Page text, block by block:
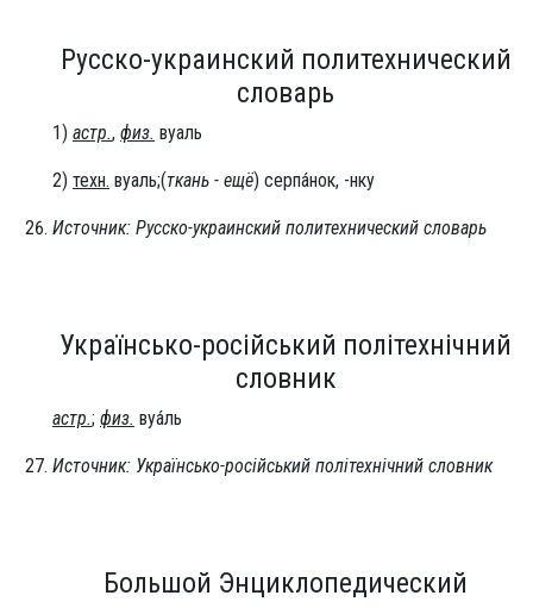
Русско-украинский политехнический
словарь
1) астр., физ. вуаль
2) техн. вуаль;(ткань - ещё) серпа́нок, -нку
Источник: Русско-украинский политехнический словарь
Українсько-російський політехнічний
словник
астр.; физ. вуа́ль
Источник: Українсько-російський політехнічний словник
Большой Энциклопедический